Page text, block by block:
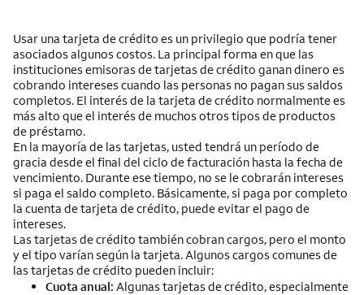
Usar una tarjeta de crédito es un privilegio que podría tener
asociados algunos costos. La principal forma en que las
instituciones emisoras de tarjetas de crédito ganan dinero es
cobrando intereses cuando las personas no pagan sus saldos
completos. El interés de la tarjeta de crédito normalmente es
más alto que el interés de muchos otros tipos de productos
de préstamo.
En la mayoría de las tarjetas, usted tendrá un período de
gracia desde el final del ciclo de facturación hasta la fecha de
vencimiento. Durante ese tiempo, no se le cobrarán intereses
si paga el saldo completo. Básicamente, si paga por completo
la cuenta de tarjeta de crédito, puede evitar el pago de
intereses.
Las tarjetas de crédito también cobran cargos, pero el monto
y el tipo varían según la tarjeta. Algunos cargos comunes de
las tarjetas de crédito pueden incluir:
Cuota anual: Algunas tarjetas de crédito, especialmente